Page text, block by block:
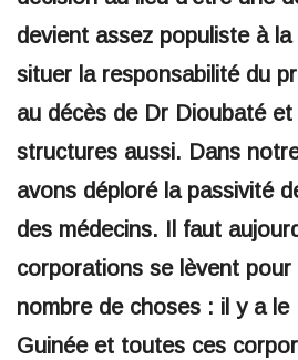
devient assez populiste à
situer la responsabilité du
au décès de Dr Dioubaté
structures aussi. Dans
avons déploré la passivité
des médecins. Il faut
corporations se lèvent
nombre de choses : il y a le
Guinée et toutes ces